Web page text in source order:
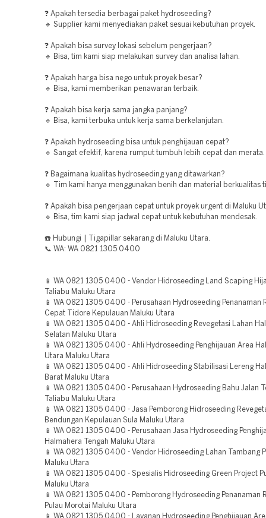
❓ Apakah tersedia berbagai paket hydroseeding?
🔹 Supplier kami menyediakan paket sesuai kebutuhan proyek.
❓ Apakah bisa survey lokasi sebelum pengerjaan?
🔹 Bisa, tim kami siap melakukan survey dan analisa lahan.
❓ Apakah harga bisa nego untuk proyek besar?
🔹 Bisa, kami memberikan penawaran terbaik.
❓ Apakah bisa kerja sama jangka panjang?
🔹 Bisa, kami terbuka untuk kerja sama berkelanjutan.
❓ Apakah hydroseeding bisa untuk penghijauan cepat?
🔹 Sangat efektif, karena rumput tumbuh lebih cepat dan merata.
❓ Bagaimana kualitas hydroseeding yang ditawarkan?
🔹 Tim kami hanya menggunakan benih dan material berkualitas
❓ Apakah bisa pengerjaan cepat untuk proyek urgent di Maluku
🔹 Bisa, tim kami siap jadwal cepat untuk kebutuhan mendesak.
☎️ Hubungi | Tigapillar sekarang di Maluku Utara.
📞 WA: WA 0821 1305 0400
📱 WA 0821 1305 0400 - Vendor Hidroseeding Land Scaping
Taliabu Maluku Utara
📱 WA 0821 1305 0400 - Perusahaan Hydroseeding Penanaman
Cepat Tidore Kepulauan Maluku Utara
📱 WA 0821 1305 0400 - Ahli Hidroseeding Revegetasi Lahan
Selatan Maluku Utara
📱 WA 0821 1305 0400 - Ahli Hydroseeding Penghijauan Area
Utara Maluku Utara
📱 WA 0821 1305 0400 - Ahli Hidroseeding Stabilisasi Lereng
Barat Maluku Utara
📱 WA 0821 1305 0400 - Perusahaan Hydroseeding Bahu Jalan
Taliabu Maluku Utara
📱 WA 0821 1305 0400 - Jasa Pemborong Hidroseeding
Bendungan Kepulauan Sula Maluku Utara
📱 WA 0821 1305 0400 - Perusahaan Jasa Hydroseeding
Halmahera Tengah Maluku Utara
📱 WA 0821 1305 0400 - Vendor Hidroseeding Lahan Tambang
Maluku Utara
📱 WA 0821 1305 0400 - Spesialis Hidroseeding Green Project
Maluku Utara
📱 WA 0821 1305 0400 - Pemborong Hydroseeding Penanaman
Pulau Morotai Maluku Utara
📱 WA 0821 1305 0400 - Layanan Hydroseeding Penghijauan